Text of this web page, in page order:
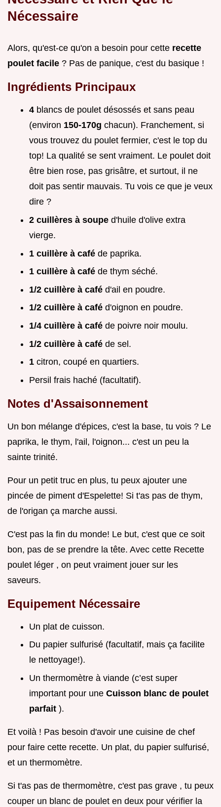
Nécessaire
Alors, qu'est-ce qu'on a besoin pour cette recette
poulet facile ? Pas de panique, c'est du basique !
Ingrédients Principaux
4 blancs de poulet désossés et sans peau
(environ 150-170g chacun). Franchement, si
vous trouvez du poulet fermier, c'est le top du
top! La qualité se sent vraiment. Le poulet doit
être bien rose, pas grisâtre, et surtout, il ne
doit pas sentir mauvais. Tu vois ce que je veux
dire ?
2 cuillères à soupe d'huile d'olive extra
vierge.
1 cuillère à café de paprika.
1 cuillère à café de thym séché.
1/2 cuillère à café d'ail en poudre.
1/2 cuillère à café d'oignon en poudre.
1/4 cuillère à café de poivre noir moulu.
1/2 cuillère à café de sel.
1 citron, coupé en quartiers.
Persil frais haché (facultatif).
Notes d'Assaisonnement
Un bon mélange d'épices, c'est la base, tu vois ? Le
paprika, le thym, l'ail, l'oignon... c'est un peu la
sainte trinité.
Pour un petit truc en plus, tu peux ajouter une
pincée de piment d'Espelette! Si t'as pas de thym,
de l'origan ça marche aussi.
C'est pas la fin du monde! Le but, c'est que ce soit
bon, pas de se prendre la tête. Avec cette Recette
poulet léger , on peut vraiment jouer sur les
saveurs.
Equipement Nécessaire
Un plat de cuisson.
Du papier sulfurisé (facultatif, mais ça facilite
le nettoyage!).
Un thermomètre à viande (c’est super
important pour une Cuisson blanc de poulet
parfait ).
Et voilà ! Pas besoin d'avoir une cuisine de chef
pour faire cette recette. Un plat, du papier sulfurisé,
et un thermomètre.
Si t'as pas de thermomètre, c'est pas grave , tu peux
couper un blanc de poulet en deux pour vérifier la